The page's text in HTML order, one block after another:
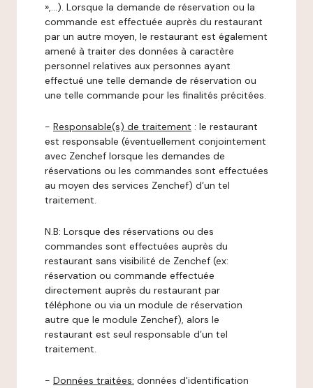
»,…). Lorsque la demande de réservation ou la
commande est effectuée auprès du restaurant
par un autre moyen, le restaurant est également
amené à traiter des données à caractère
personnel relatives aux personnes ayant
effectué une telle demande de réservation ou
une telle commande pour les finalités précitées.
- Responsable(s) de traitement : le restaurant
est responsable (éventuellement conjointement
avec Zenchef lorsque les demandes de
réservations ou les commandes sont effectuées
au moyen des services Zenchef) d’un tel
traitement.
N.B: Lorsque des réservations ou des
commandes sont effectuées auprès du
restaurant sans visibilité de Zenchef (ex:
réservation ou commande effectuée
directement auprès du restaurant par
téléphone ou via un module de réservation
autre que le module Zenchef), alors le
restaurant est seul responsable d’un tel
traitement.
- Données traitées: données d'identification